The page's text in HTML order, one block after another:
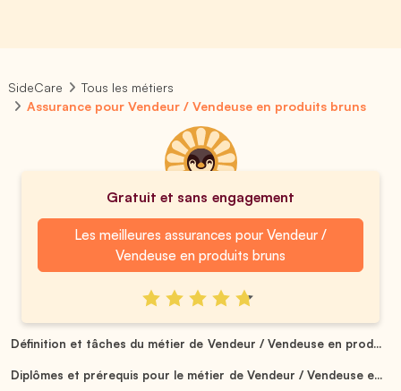
SideCare
Tous les métiers
Assurance pour Vendeur / Vendeuse en produits bruns
Gratuit et sans engagement
Les meilleures assurances pour Vendeur /
Vendeuse en produits bruns
Définition et tâches du métier de Vendeur / Vendeuse en prod...
Diplômes et prérequis pour le métier de Vendeur / Vendeuse e...